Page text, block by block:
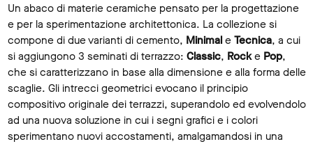
Un abaco di materie ceramiche pensato per la progettazione
e per la sperimentazione architettonica. La collezione si
compone di due varianti di cemento, Minimal e Tecnica, a cui
si aggiungono 3 seminati di terrazzo: Classic, Rocke Pop,
che si caratterizzano in base alla dimensione e alla forma delle
scaglie. Gli intrecci geometrici evocano il principio
compositivo originale dei terrazzi, superandolo ed evolvendolo
ad una nuova soluzione in cui i segni grafici e i colori
sperimentano nuovi accostamenti, amalgamandosi in una